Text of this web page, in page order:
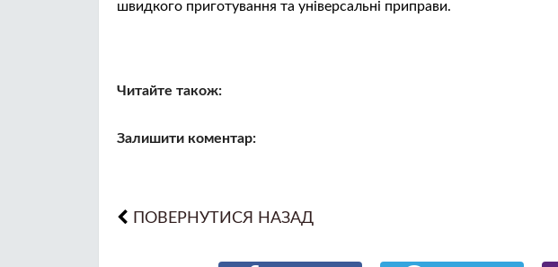
швидкого приготування та універсальні приправи.
Читайте також:
Залишити коментар:
ПОВЕРНУТИСЯ НАЗАД